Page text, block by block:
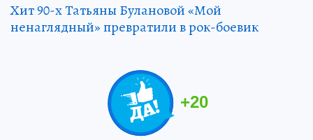
Хит 90-х Татьяны Булановой «Мой
ненаглядный» превратили в рок-боевик
+20